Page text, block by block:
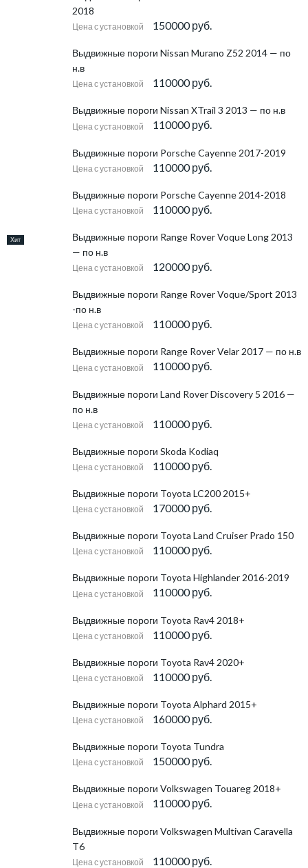
2018
Цена с установкой 150000 руб.
Выдвижные пороги Nissan Murano Z52 2014 — по
н.в
Цена с установкой 110000 руб.
Выдвижные пороги Nissan XTrail 3 2013 — по н.в
Цена с установкой 110000 руб.
Выдвижные пороги Porsche Cayenne 2017-2019
Цена с установкой 110000 руб.
Выдвижные пороги Porsche Cayenne 2014-2018
Цена с установкой 110000 руб.
Хит
Выдвижные пороги Range Rover Voque Long 2013
— по н.в
Цена с установкой 120000 руб.
Выдвижные пороги Range Rover Voque/Sport 2013
-по н.в
Цена с установкой 110000 руб.
Выдвижные пороги Range Rover Velar 2017 — по н.в
Цена с установкой 110000 руб.
Выдвижные пороги Land Rover Discovery 5 2016 —
по н.в
Цена с установкой 110000 руб.
Выдвижные пороги Skoda Kodiaq
Цена с установкой 110000 руб.
Выдвижные пороги Toyota LC200 2015+
Цена с установкой 170000 руб.
Выдвижные пороги Toyota Land Cruiser Prado 150
Цена с установкой 110000 руб.
Выдвижные пороги Toyota Highlander 2016-2019
Цена с установкой 110000 руб.
Выдвижные пороги Toyota Rav4 2018+
Цена с установкой 110000 руб.
Выдвижные пороги Toyota Rav4 2020+
Цена с установкой 110000 руб.
Выдвижные пороги Toyota Alphard 2015+
Цена с установкой 160000 руб.
Выдвижные пороги Toyota Tundra
Цена с установкой 150000 руб.
Выдвижные пороги Volkswagen Touareg 2018+
Цена с установкой 110000 руб.
Выдвижные пороги Volkswagen Multivan Caravella
T6
Цена с установкой 110000 руб.